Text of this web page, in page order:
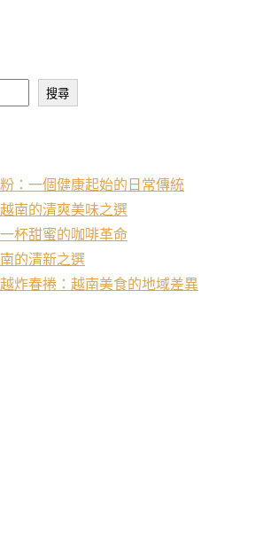
搜尋
：一個健康起始的日常傳統
南的清爽美味之選
杯甜蜜的咖啡革命
的清新之選
炸春捲：越南美食的地域差異